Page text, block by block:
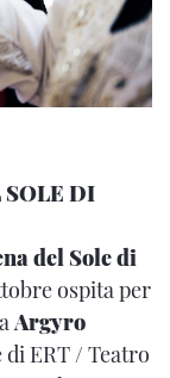
SOLE DI
del Sole di
ospita per
Argyro
ERT / Teatro